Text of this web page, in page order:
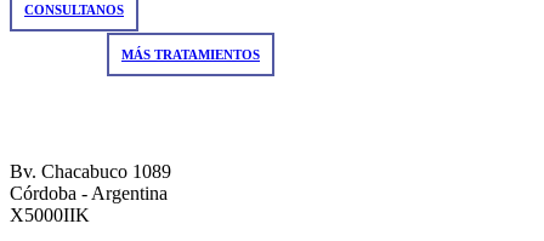
CONSULTANOS
MÁS TRATAMIENTOS
Bv. Chacabuco 1089
Córdoba - Argentina
X5000IIK